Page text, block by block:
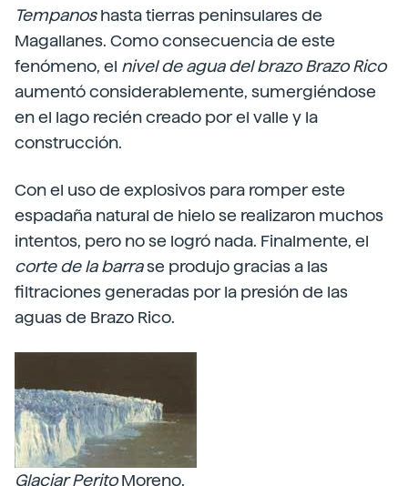
Tempanoshasta tierras peninsulares de
Magallanes. Como consecuencia de este
fenómeno, el nivel de agua del brazo Brazo Rico
aumentó considerablemente, sumergiéndose
en el lago recién creado por el valle y la
construcción.
Con el uso de explosivos para romper este
espadaña natural de hielo se realizaron muchos
intentos, pero no se logró nada. Finalmente, el
corte de la barrase produjo gracias a las
filtraciones generadas por la presión de las
aguas de Brazo Rico.
Glaciar PeritoMoreno.